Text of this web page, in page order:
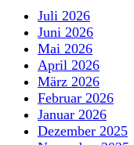
Juli 2026
Juni 2026
Mai 2026
April 2026
März 2026
Februar 2026
Januar 2026
Dezember 2025